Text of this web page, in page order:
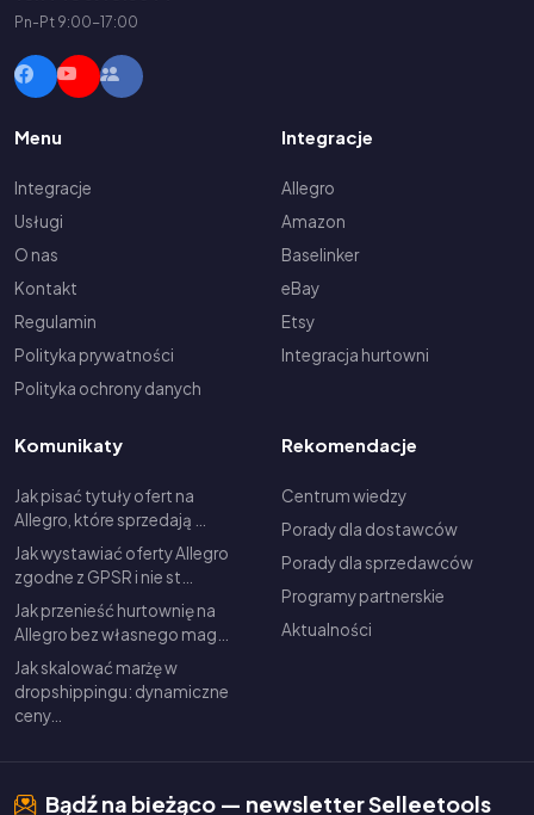
Pn-Pt 9:00-17:00
Menu
Integracje
Usługi
O nas
Kontakt
Regulamin
Polityka prywatności
Polityka ochrony danych
Integracje
Allegro
Amazon
Baselinker
eBay
Etsy
Integracja hurtowni
Komunikaty
Jak pisać tytuły ofert na
Allegro, które sprzedają …
Jak wystawiać oferty Allegro
zgodne z GPSR i nie st…
Jak przenieść hurtownię na
Allegro bez własnego mag…
Jak skalować marżę w
dropshippingu: dynamiczne
ceny…
Rekomendacje
Centrum wiedzy
Porady dla dostawców
Porady dla sprzedawców
Programy partnerskie
Aktualności
Bądź na bieżąco — newsletter Selleetools